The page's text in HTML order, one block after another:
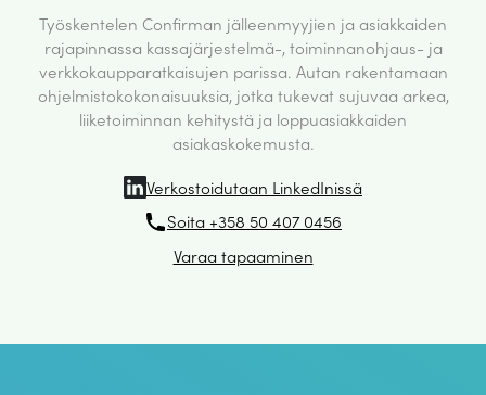
Työskentelen Confirman jälleenmyyjien ja asiakkaiden
rajapinnassa kassajärjestelmä-, toiminnanohjaus- ja
verkkokaupparatkaisujen parissa. Autan rakentamaan
ohjelmistokokonaisuuksia, jotka tukevat sujuvaa arkea,
liiketoiminnan kehitystä ja loppuasiakkaiden
asiakaskokemusta.
Verkostoidutaan LinkedInissä
Soita +358 50 407 0456
Varaa tapaaminen